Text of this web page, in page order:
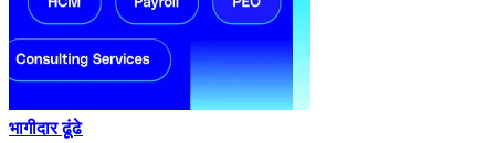
भागीदार ढूंढे​​